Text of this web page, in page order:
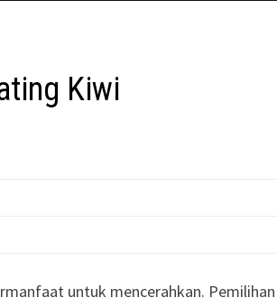
Kiwi
untuk mencerahkan. Pemilihan